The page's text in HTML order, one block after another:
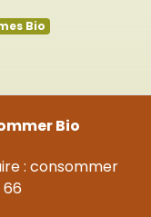
Bio
Bio
: consommer
66